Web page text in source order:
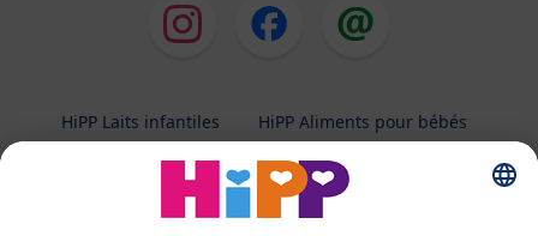
HiPP Laits infantiles
HiPP Aliments pour bébés
HiPP Grossesse